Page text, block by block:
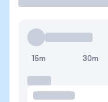
15m 30m